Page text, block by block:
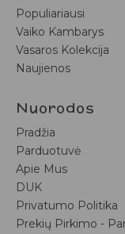
Populiariausi
Vaiko Kambarys
Vasaros Kolekcija
Naujienos
Nuorodos
Pradžia
Parduotuvė
Apie Mus
DUK
Privatumo Politika
Prekių Pirkimo -